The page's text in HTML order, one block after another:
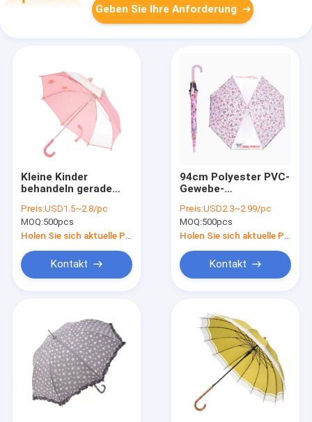
Geben Sie Ihre Anforderung
Kleine Kinder
behandeln gerade
Regenschirm-229g 8
Preis:USD1.5~2.8/pc
MOQ:500pcs
Kontakt
94cm Polyester PVC-
Gewebe-
Regenschirme 320g
Preis:USD2.3~2.99/pc
MOQ:500pcs
Kontakt